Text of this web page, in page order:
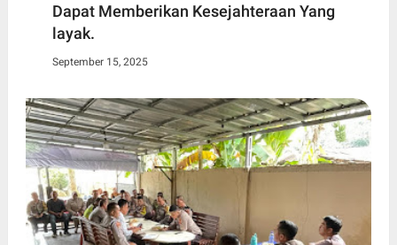
Dapat Memberikan Kesejahteraan Yang
layak.
September 15, 2025